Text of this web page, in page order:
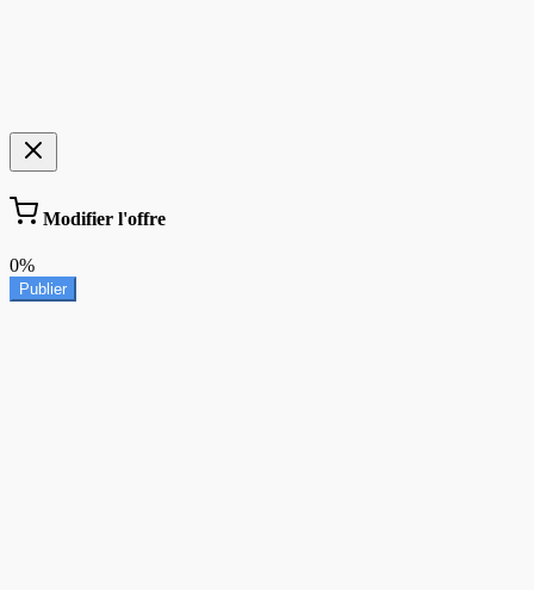
Modifier l'offre
0%
Publier